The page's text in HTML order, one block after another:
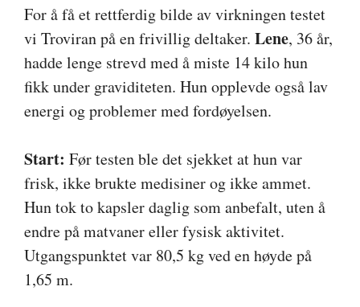
For å få et rettferdig bilde av virkningen testet
vi Troviran på en frivillig deltaker. Lene, 36 år,
hadde lenge strevd med å miste 14 kilo hun
fikk under graviditeten. Hun opplevde også lav
energi og problemer med fordøyelsen.
Start: Før testen ble det sjekket at hun var
frisk, ikke brukte medisiner og ikke ammet.
Hun tok to kapsler daglig som anbefalt, uten å
endre på matvaner eller fysisk aktivitet.
Utgangspunktet var 80,5 kg ved en høyde på
1,65 m.